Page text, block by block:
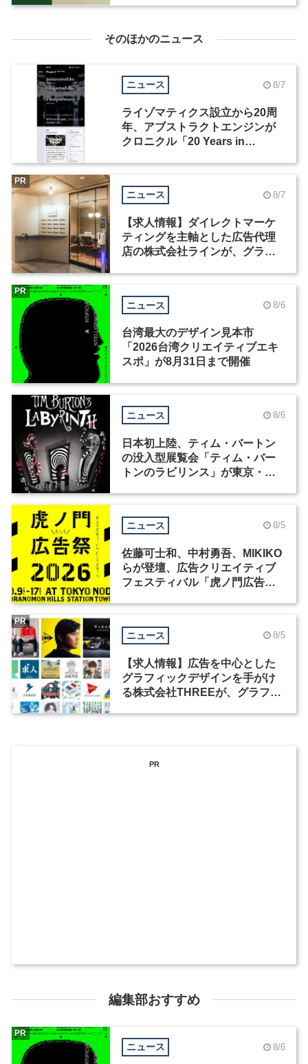
そのほかのニュース
ニュース 8/7
ライゾマティクス設立から20周
年、アブストラクトエンジンが
クロニクル「20 Years in
ニュース 8/7
【求人情報】ダイレクトマーケ
ティングを主軸とした広告代理
店の株式会社ラインが、グラフ
PR
ニュース 8/6
台湾最大のデザイン見本市
「2026台湾クリエイティブエキ
スポ」が8月31日まで開催
PR
ニュース 8/6
日本初上陸、ティム・バートン
の没入型展覧会「ティム・バー
トンのラビリンス」が東京・豊
ニュース 8/5
佐藤可士和、中村勇吾、MIKIKO
らが登壇、広告クリエイティブ
フェスティバル「虎ノ門広告
ニュース 8/5
【求人情報】広告を中心とした
グラフィックデザインを手がけ
る株式会社THREEが、グラフィ
PR
PR
編集部おすすめ
ニュース 8/6
PR